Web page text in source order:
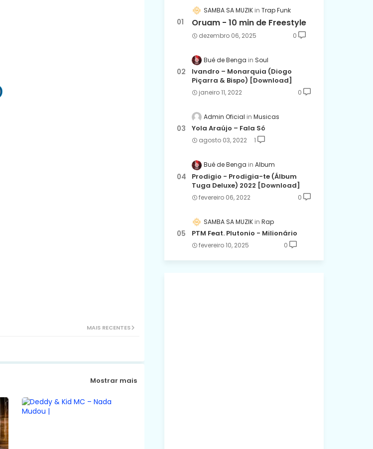
MAIS RECENTES
Mostrar mais
SAMBA SA MUZIK Trap Funk
Oruam - 10 min de Freestyle
dezembro 06, 2025 0
Bué de Benga Soul
Ivandro – Monarquia (Diogo
Piçarra & Bispo) [Download]
janeiro 11, 2022 0
Admin Oficial Musicas
Yola Araújo – Fala Só
agosto 03, 2022 1
Bué de Benga Album
Prodigio - Prodigia-te (Álbum
Tuga Deluxe) 2022 [Download]
fevereiro 06, 2022 0
SAMBA SA MUZIK Rap
PTM Feat. Plutonio - Milionário
fevereiro 10, 2025 0